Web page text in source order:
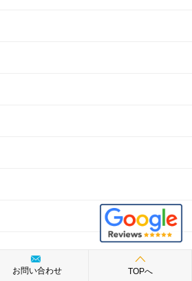
お問い合わせ TOPへ